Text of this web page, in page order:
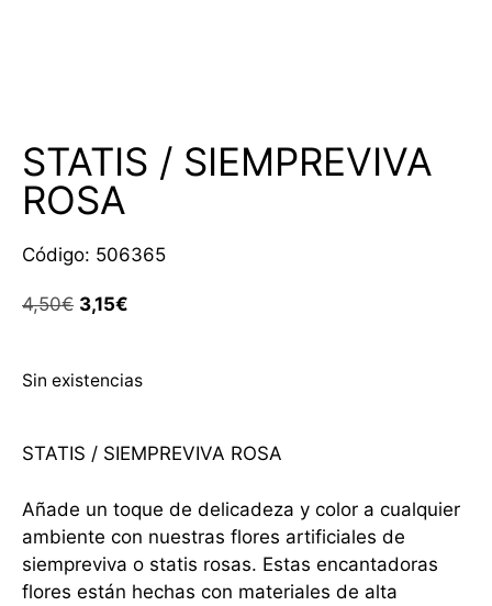
STATIS / SIEMPREVIVA
ROSA
Código: 506365
4,50€ 3,15€
Sin existencias
STATIS / SIEMPREVIVA ROSA
Añade un toque de delicadeza y color a cualquier
ambiente con nuestras flores artificiales de
siempreviva o statis rosas. Estas encantadoras
flores están hechas con materiales de alta